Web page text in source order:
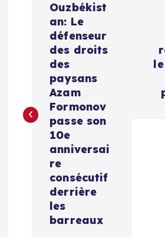
g
Ouzbékist
an: Le
défenseur
des droits
des
paysans
Azam
Formonov
passe son
10e
anniversai
re
consécutif
derrière
les
barreaux